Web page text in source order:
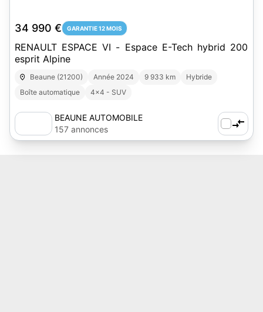
34 990 € GARANTIE 12 MOIS
RENAULT ESPACE VI - Espace E-Tech hybrid 200
esprit Alpine
Beaune (21200) Année 2024 9 933 km
Hybride
Boîte automatique
4x4 - SUV
BEAUNE AUTOMOBILE
157 annonces